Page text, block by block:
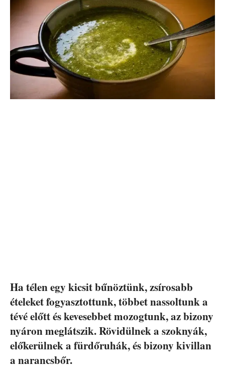
Ha télen egy kicsit bűnöztünk, zsírosabb
ételeket fogyasztottunk, többet nassoltunk a
tévé előtt és kevesebbet mozogtunk, az bizony
nyáron meglátszik. Rövidülnek a szoknyák,
előkerülnek a fürdőruhák, és bizony kivillan
a narancsbőr.